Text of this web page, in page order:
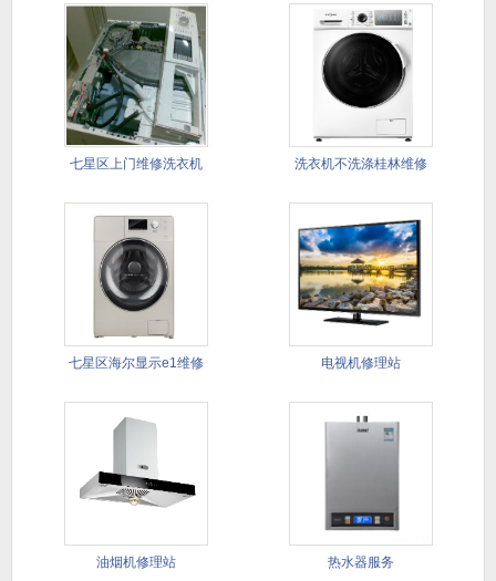
​七星区上门维修洗衣机 洗衣机不洗涤桂林维修
七星区海尔显示e1维修 电视机修理站
油烟机修理站 热水器服务